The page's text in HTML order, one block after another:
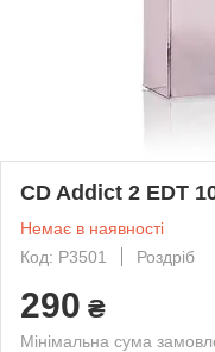
CD Addict 2 EDT
Немає в наявності
Код: P3501
Роздріб
290 ₴
Мінімальна сума